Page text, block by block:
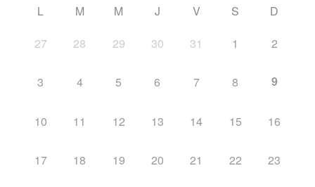
L M M J V S
D
27
28 29 30 31 1 2
3 4 5 6 7 8 9
10 11 12 13 14 15 16
17 18 19 20 21 22 23